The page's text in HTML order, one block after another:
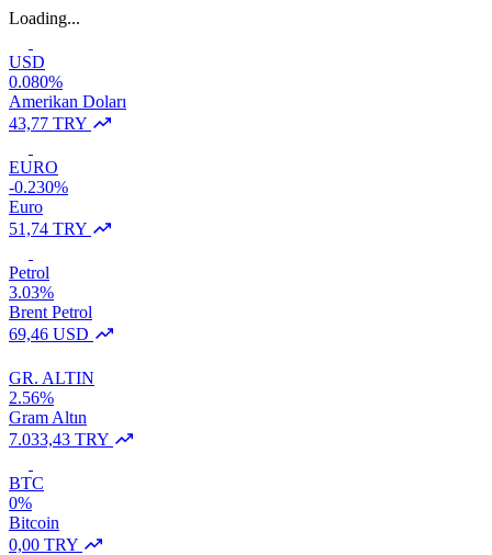
Loading...
USD
0.080%
Amerikan Doları
43,77 TRY
EURO
-0.230%
Euro
51,74 TRY
Petrol
3.03%
Brent Petrol
69,46 USD
GR. ALTIN
2.56%
Gram Altın
7.033,43 TRY
BTC
0%
Bitcoin
0,00 TRY